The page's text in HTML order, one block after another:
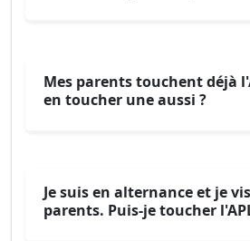
Mes parents touchent déjà
en toucher une aussi ?
Je suis en alternance et je
parents. Puis-je toucher